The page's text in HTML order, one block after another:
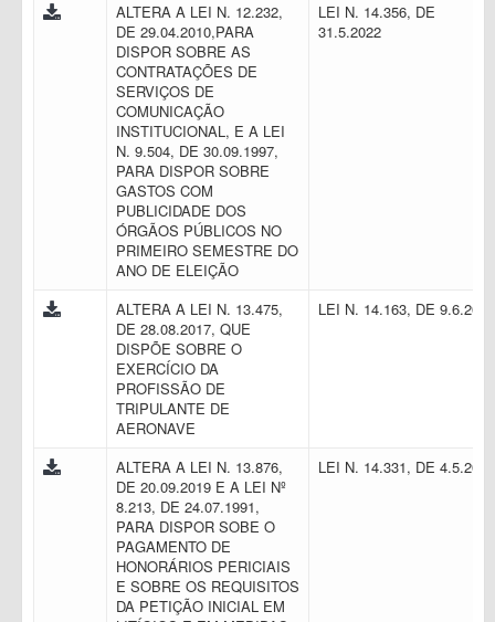
ALTERA A LEI N. 12.232,
DE 29.04.2010,PARA
DISPOR SOBRE AS
CONTRATAÇÕES DE
SERVIÇOS DE
COMUNICAÇÃO
INSTITUCIONAL, E A LEI
N. 9.504, DE 30.09.1997,
PARA DISPOR SOBRE
GASTOS COM
PUBLICIDADE DOS
ÓRGÃOS PÚBLICOS NO
PRIMEIRO SEMESTRE DO
ANO DE ELEIÇÃO
LEI N. 14.356, DE
31.5.2022
ALTERA A LEI N. 13.475,
DE 28.08.2017, QUE
DISPÕE SOBRE O
EXERCÍCIO DA
PROFISSÃO DE
TRIPULANTE DE
AERONAVE
LEI N. 14.163, DE
ALTERA A LEI N. 13.876,
DE 20.09.2019 E A LEI Nº
8.213, DE 24.07.1991,
PARA DISPOR SOBE O
PAGAMENTO DE
HONORÁRIOS PERICIAIS
E SOBRE OS REQUISITOS
DA PETIÇÃO INICIAL EM
LEI N. 14.331, DE